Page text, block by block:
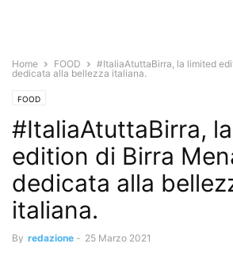
Home FOOD
#ItaliaAtuttaBirra, la limited
dedicata alla bellezza italiana.
FOOD
#ItaliaAtuttaBirra,
edition di Birra
dedicata alla
italiana.
By redazione - 25 Marzo 2021